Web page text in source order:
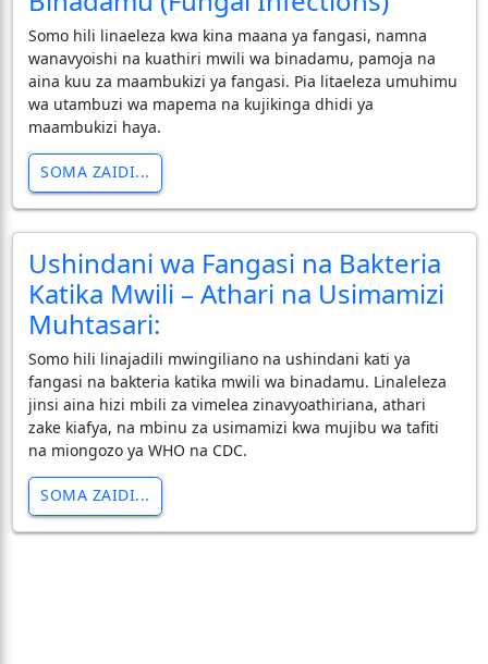
Somo hili linaeleza kwa kina maana ya fangasi, namna
wanavyoishi na kuathiri mwili wa binadamu, pamoja na
aina kuu za maambukizi ya fangasi. Pia litaeleza umuhimu
wa utambuzi wa mapema na kujikinga dhidi ya
maambukizi haya.
SOMA ZAIDI...
Ushindani wa Fangasi na Bakteria
Katika Mwili – Athari na Usimamizi
Muhtasari:
Somo hili linajadili mwingiliano na ushindani kati ya
fangasi na bakteria katika mwili wa binadamu. Linaleleza
jinsi aina hizi mbili za vimelea zinavyoathiriana, athari
zake kiafya, na mbinu za usimamizi kwa mujibu wa tafiti
na miongozo ya WHO na CDC.
SOMA ZAIDI...